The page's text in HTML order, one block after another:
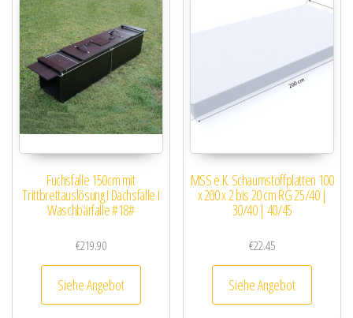
Fuchsfalle 150cm mit
Trittbrettauslösung I Dachsfalle I
Waschbärfalle #18#
€219.90
Siehe Angebot
MSS e.K. Schaumstoffplatten 100
x 200 x 2 bis 20 cm RG 25/40 |
30/40 | 40/45
€22.45
Siehe Angebot